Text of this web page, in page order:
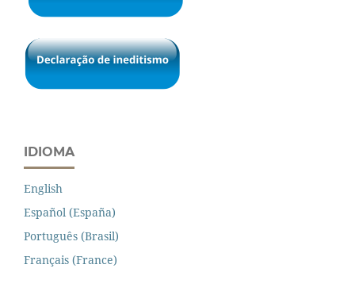
IDIOMA
English
Español (España)
Português (Brasil)
Français (France)